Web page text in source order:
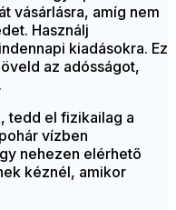
vásárlásra, amíg nem
Használj
kiadásokra. Ez
az adósságot,
tedd el fizikailag a
vízben
nehezen elérhető
kéznél, amikor